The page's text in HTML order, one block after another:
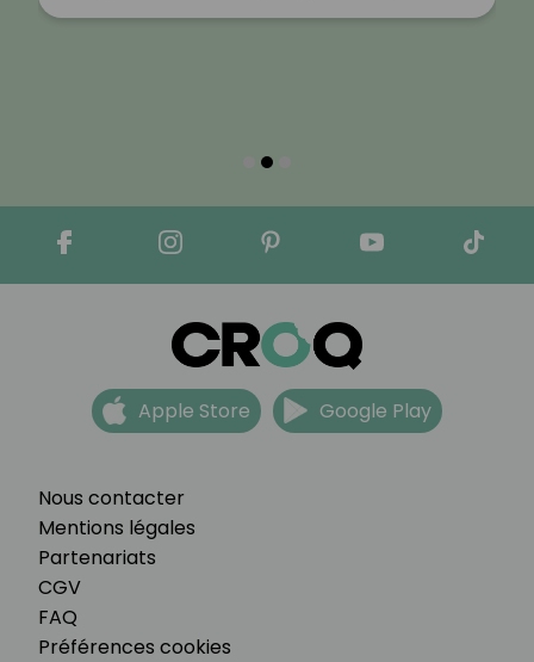
Nous contacter
Mentions légales
Partenariats
CGV
FAQ
Préférences cookies
Apple Store Google Play